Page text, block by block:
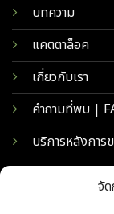
จั
บทความ
แคตตาล็อค
เกี่ยวกับเรา
คำถามที่พบ |
บริการหลังการ